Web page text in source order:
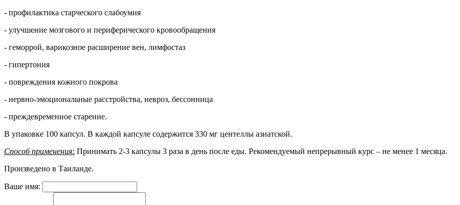
- профилактика старческого слабоумия
- улучшение мозгового и периферического кровообращения
- геморрой, варикозное расширение вен, лимфостаз
- гипертония
- повреждения кожного покрова
- нервно-эмоциональные расстройства, невроз, бессонница
- преждевременное старение.
В упаковке 100 капсул. В каждой капсуле содержится 330 мг центеллы азиатской.
Способ применения: Принимать 2-3 капсулы 3 раза в день после еды. Рекомендуемый непрерывный курс – не менее 1 месяца.
Произведено в Таиланде.
Ваше имя: